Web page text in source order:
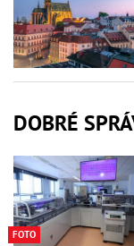
DOBRÉ
FOTO